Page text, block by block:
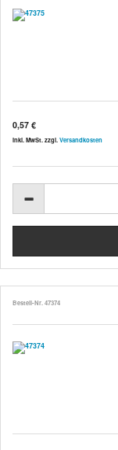
0,57 €
inkl. MwSt. zzgl. Versandkosten
Bestell-Nr. 47374